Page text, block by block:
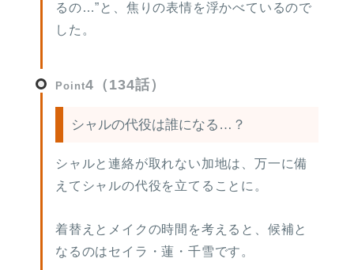
るの…”と、焦りの表情を浮かべているので
した。
Point4（134話）
シャルの代役は誰になる…？
シャルと連絡が取れない加地は、万一に備
えてシャルの代役を立てることに。
着替えとメイクの時間を考えると、候補と
なるのはセイラ・蓮・千雪です。